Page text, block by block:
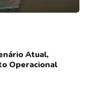
Atual,
Operacional